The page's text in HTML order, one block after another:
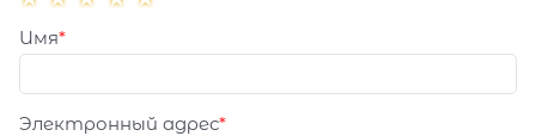
Имя
Электронный адрес